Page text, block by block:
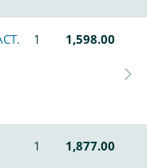
1 1,598.00
1 1,877.00